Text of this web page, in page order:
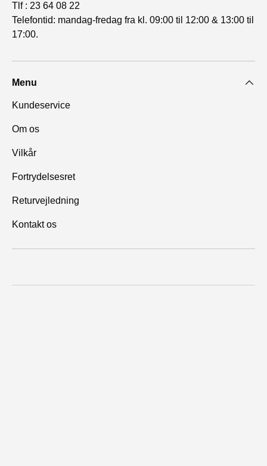
Tlf : 23 64 08 22
Telefontid: mandag-fredag fra kl. 09:00 til 12:00 & 13:00 til
17:00.
Menu
Kundeservice
Om os
Vilkår
Fortrydelsesret
Returvejledning
Kontakt os